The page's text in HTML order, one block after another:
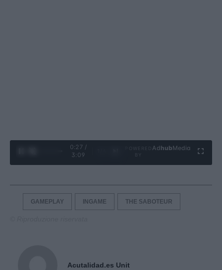
0:28 /
3:09
Ad hubMedia
GAMEPLAY INGAME THE SABOTEUR
Acutalidad.es Unit